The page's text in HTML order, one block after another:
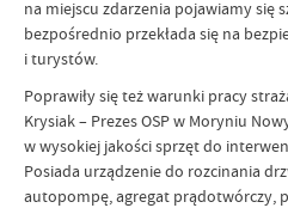
na miejscu zdarzenia pojawiamy się
bezpośrednio przekłada się na
i turystów.
Poprawiły się też warunki pracy
Krysiak – Prezes OSP w Moryniu
w wysokiej jakości sprzęt do
Posiada urządzenie do rozcinania
autopompę, agregat prądotwórczy,